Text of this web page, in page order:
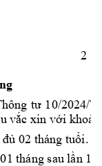
2
tư 10/2024/
vắc xin với
đủ 02 tháng tuổi.
01 tháng sau lần 1.